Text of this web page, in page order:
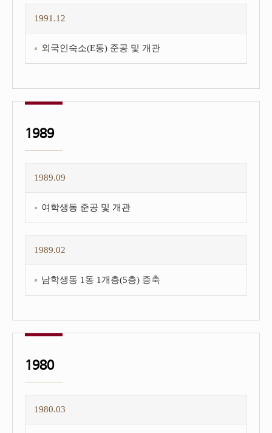
1991.12
외국인숙소(E동) 준공 및 개관
1989
1989.09
여학생동 준공 및 개관
1989.02
남학생동 1동 1개층(5층) 증축
1980
1980.03